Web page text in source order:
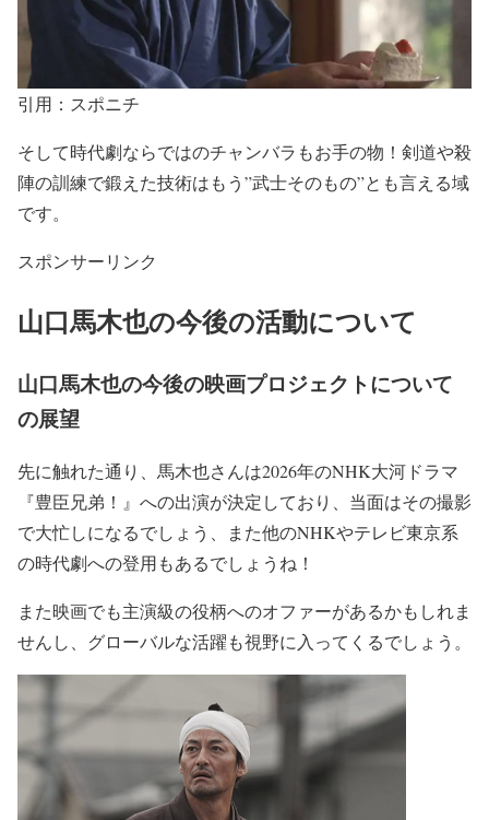
引用：スポニチ
そして時代劇ならではのチャンバラもお手の物！ 剣道や殺
陣の訓練で鍛えた技術はもう”武士そのもの”とも言える域
です。
スポンサーリンク
山口馬木也の今後の活動について
山口馬木也の今後の映画プロジェクトについて
の展望
先に触れた通り、馬木也さんは2026年のNHK大河ドラマ
『豊臣兄弟！』 への出演が決定しており、当面はその撮影
で大忙しになるでしょう、また他のNHKやテレビ東京系
の時代劇への登用もあるでしょう ね！
また映画でも主演級の役柄へのオファーがあるかも しれま
せんし、 グローバルな活躍も視野に入ってくるでしょう。